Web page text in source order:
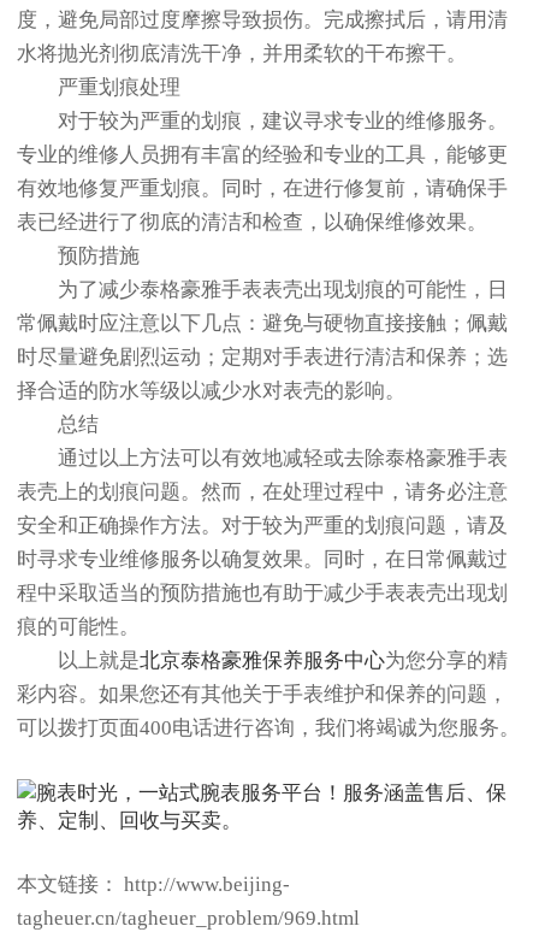
度，避免局部过度摩擦导致损伤。完成擦拭后，请用清
水将抛光剂彻底清洗干净，并用柔软的干布擦干。
严重划痕处理
对于较为严重的划痕，建议寻求专业的维修服务。
专业的维修人员拥有丰富的经验和专业的工具，能够更
有效地修复严重划痕。同时，在进行修复前，请确保手
表已经进行了彻底的清洁和检查，以确保维修效果。
预防措施
为了减少泰格豪雅手表表壳出现划痕的可能性，日
常佩戴时应注意以下几点：避免与硬物直接接触；佩戴
时尽量避免剧烈运动；定期对手表进行清洁和保养；选
择合适的防水等级以减少水对表壳的影响。
总结
通过以上方法可以有效地减轻或去除泰格豪雅手表
表壳上的划痕问题。然而，在处理过程中，请务必注意
安全和正确操作方法。对于较为严重的划痕问题，请及
时寻求专业维修服务以确复效果。同时，在日常佩戴过
程中采取适当的预防措施也有助于减少手表表壳出现划
痕的可能性。
以上就是北京泰格豪雅保养服务中心为您分享的精
彩内容。如果您还有其他关于手表维护和保养的问题，
可以拨打页面400电话进行咨询，我们将竭诚为您服务。
本文链接： http://www.beijing-
tagheuer.cn/tagheuer_problem/969.html